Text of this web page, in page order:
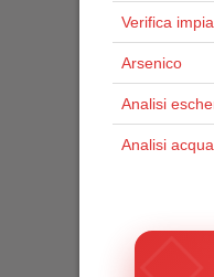
Verifica
Arsenico
Analisi
Analisi